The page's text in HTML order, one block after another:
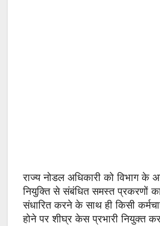
राज्य नोडल अधिकारी को विभाग के
नियुक्ति से संबंधित समस्त प्रकरणों का
संधारित करने के साथ ही किसी
होने पर शीघ्र केस प्रभारी नियुक्त